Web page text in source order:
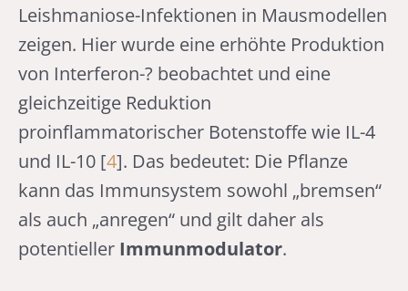
Leishmaniose-Infektionen in Mausmodellen
zeigen. Hier wurde eine erhöhte Produktion
von Interferon-? beobachtet und eine
gleichzeitige Reduktion
proinflammatorischer Botenstoffe wie IL-4
und IL-10 [4]. Das bedeutet: Die Pflanze
kann das Immunsystem sowohl „bremsen“
als auch „anregen“ und gilt daher als
potentieller Immunmodulator.